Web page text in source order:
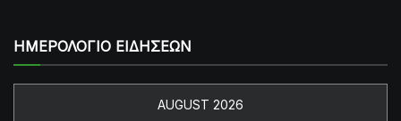
ΗΜΕΡΟΛΟΓΙΟ ΕΙΔΗΣΕΩΝ
AUGUST 2026